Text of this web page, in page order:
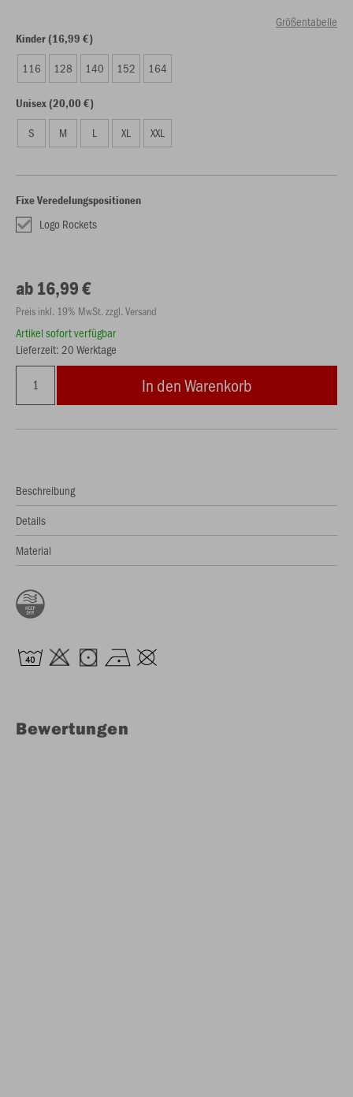
Größentabelle
Kinder (16,99 €)
116 128 140 152 164
Unisex (20,00 €)
S M L XL XXL
Fixe Veredelungspositionen
Logo Rockets
ab 16,99 €
Preis inkl. 19% MwSt. zzgl. Versand
Artikel sofort verfügbar
Lieferzeit: 20 Werktage
In den Warenkorb
Beschreibung
Details
Material
Bewertungen